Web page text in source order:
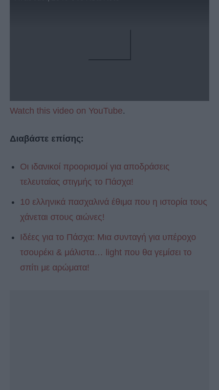
Watch this video on YouTube.
Διαβάστε επίσης:
Οι ιδανικοί προορισμοί για αποδράσεις
τελευταίας στιγμής το Πάσχα!
10 ελληνικά πασχαλινά έθιμα που η ιστορία τους
χάνεται στους αιώνες!
Ιδέες για το Πάσχα: Μια συνταγή για υπέροχο
τσουρέκι & μάλιστα… light που θα γεμίσει το
σπίτι με αρώματα!